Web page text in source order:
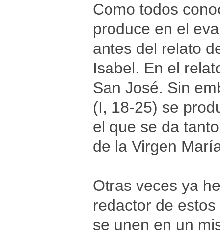
Como todos
produce en el
antes del relato
Isabel. En el
San José. Sin
(I, 18-25) se
el que se da
de la Virgen
Otras veces ya
redactor de
se unen en un